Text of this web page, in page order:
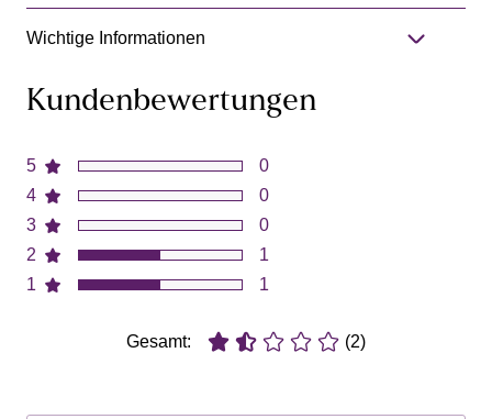
Wichtige Informationen
Kundenbewertungen
5
4
3
2
1
0
0
0
1
1
Gesamt: (2)